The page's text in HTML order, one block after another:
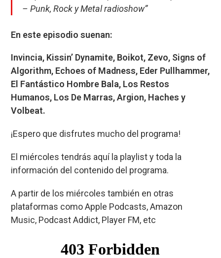
– Punk, Rock y Metal radioshow”
En este episodio suenan:
Invincia, Kissin’ Dynamite, Boikot, Zevo, Signs of
Algorithm, Echoes of Madness, Eder Pullhammer,
El Fantástico Hombre Bala, Los Restos
Humanos, Los De Marras, Argion, Haches y
Volbeat.
¡Espero que disfrutes mucho del programa!
El miércoles tendrás aquí la playlist y toda la
información del contenido del programa.
A partir de los miércoles también en otras
plataformas como Apple Podcasts, Amazon
Music, Podcast Addict, Player FM, etc